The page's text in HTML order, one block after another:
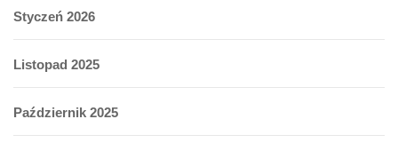
Styczeń 2026
Listopad 2025
Październik 2025